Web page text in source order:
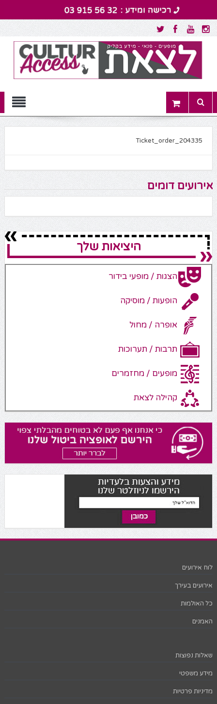
Menu
Ticket_order_204335
אירועים דומים
היציאות שלך
הצגות / מופעי בידור
הופעות / מוסיקה
אופרה / מחול
תרבות / תערוכות
מופעים / מחזמרים
קהילה לצאת
לוח אירועים
אירועים בעירך
כל האולמות
האמנים
שאלות נפוצות
מידע משפטי
מדיניות פרטיות